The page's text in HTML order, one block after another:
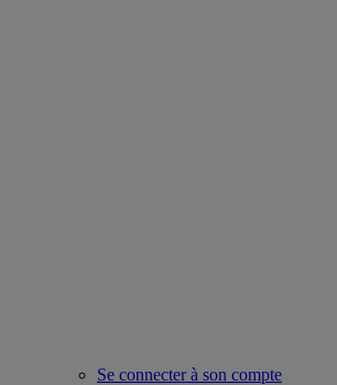
Se connecter à son compte